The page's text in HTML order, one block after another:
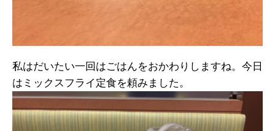
私はだいたい一回はごはんをおかわりしますね。今日
はミックスフライ定食を頼みました。